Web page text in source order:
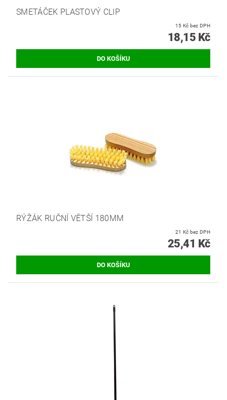
SMETÁČEK PLASTOVÝ CLIP
15 Kč bez DPH
18,15 Kč
RÝŽÁK RUČNÍ VĚTŠÍ 180MM
21 Kč bez DPH
25,41 Kč